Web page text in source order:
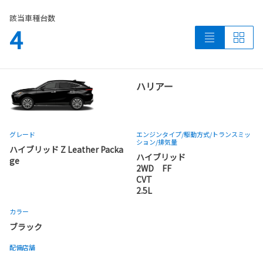
該当車種台数
4
ハリアー
グレード
ハイブリッド Z Leather Packa
ge
エンジンタイプ/駆動方式/トランスミッ
ション/排気量
ハイブリッド
2WD FF
CVT
2.5L
カラー
ブラック
配備店舗